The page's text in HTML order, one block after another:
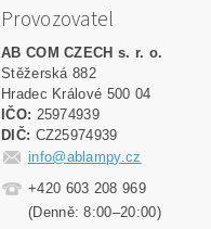
Provozovatel
AB COM CZECH s. r. o.
Stěžerská 882
Hradec Králové 500 04
IČO: 25974939
DIČ: CZ25974939
info@ablampy.cz
+420 603 208 969
(Denně: 8:00–20:00)